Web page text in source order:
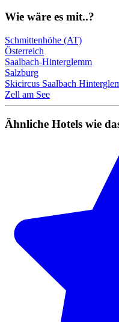
Wie wäre es mit..?
Schmittenhöhe (AT)
Österreich
Saalbach-Hinterglemm
Salzburg
Skicircus Saalbach
Zell am See
Ähnliche Hotels wie